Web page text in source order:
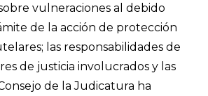
vulneraciones al debido
de la acción de protección
las responsabilidades de
de justicia involucrados y las
de la Judicatura ha